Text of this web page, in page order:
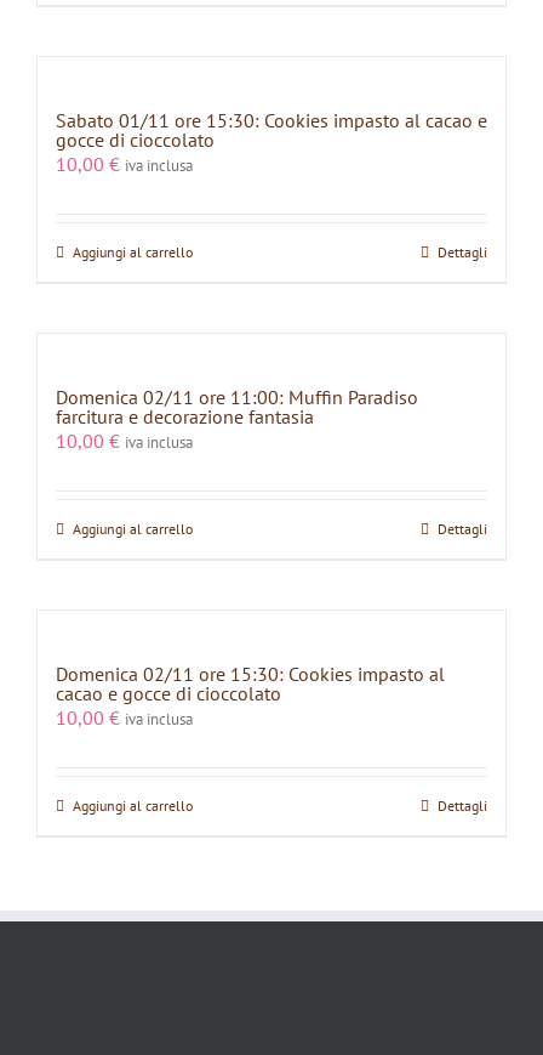
Sabato 01/11 ore 15:30: Cookies impasto al cacao e
gocce di cioccolato
10,00 € iva inclusa
Aggiungi al carrello Dettagli
Domenica 02/11 ore 11:00: Muffin Paradiso
farcitura e decorazione fantasia
10,00 € iva inclusa
Aggiungi al carrello Dettagli
Domenica 02/11 ore 15:30: Cookies impasto al
cacao e gocce di cioccolato
10,00 € iva inclusa
Aggiungi al carrello Dettagli